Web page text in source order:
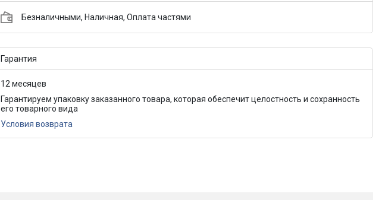
Безналичными, Наличная, Оплата частями
Гарантия
12 месяцев
Гарантируем упаковку заказанного товара, которая обеспечит целостность и сохранность
его товарного вида
Условия возврата